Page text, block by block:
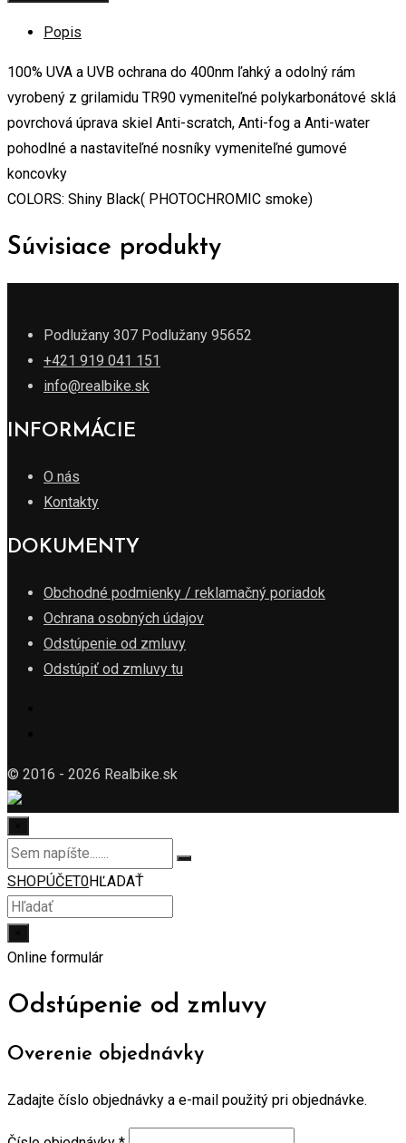
Popis
100% UVA a UVB ochrana do 400nm ľahký a odolný rám
vyrobený z grilamidu TR90 vymeniteľné polykarbonátové sklá
povrchová úprava skiel Anti-scratch, Anti-fog a Anti-water
pohodlné a nastaviteľné nosníky vymeniteľné gumové
koncovky
COLORS: Shiny Black( PHOTOCHROMIC smoke)
Súvisiace produkty
Podlužany 307 Podlužany 95652
+421 919 041 151
info@realbike.sk
INFORMÁCIE
O nás
Kontakty
DOKUMENTY
Obchodné podmienky / reklamačný poriadok
Ochrana osobných údajov
Odstúpenie od zmluvy
Odstúpiť od zmluvy tu
© 2016 - 2026 Realbike.sk
SHOPÚČET0HĽADAŤ
Online formulár
Odstúpenie od zmluvy
Overenie objednávky
Zadajte číslo objednávky a e-mail použitý pri objednávke.